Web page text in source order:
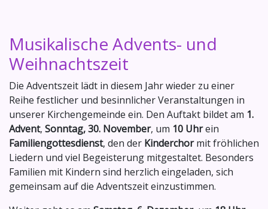
Musikalische Advents- und
Weihnachtszeit
Die Adventszeit lädt in diesem Jahr wieder zu einer
Reihe festlicher und besinnlicher Veranstaltungen in
unserer Kirchengemeinde ein. Den Auftakt bildet am 1.
Advent, Sonntag, 30. November, um 10 Uhrein
Familiengottesdienst, den der Kinderchormit fröhlichen
Liedern und viel Begeisterung mitgestaltet. Besonders
Familien mit Kindern sind herzlich eingeladen, sich
gemeinsam auf die Adventszeit einzustimmen.